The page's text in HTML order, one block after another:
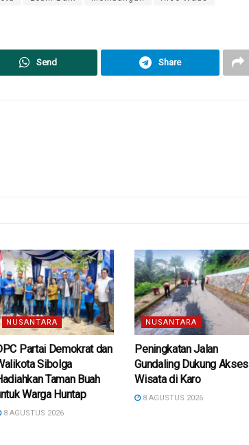
Send Share
NUSANTARA
Partai Demokrat dan
Sibolga
Taman Buah
Warga Huntap
8 AGUSTUS 2026
NUSANTARA
Peningkatan Jalan
Gundaling Dukung Akses
Wisata di Karo
8 AGUSTUS 2026